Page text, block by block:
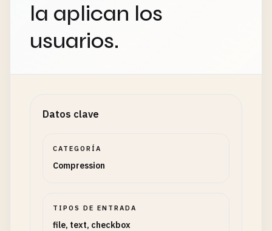
la aplican los
usuarios.
Datos clave
CATEGORÍA
Compression
TIPOS DE ENTRADA
file, text, checkbox